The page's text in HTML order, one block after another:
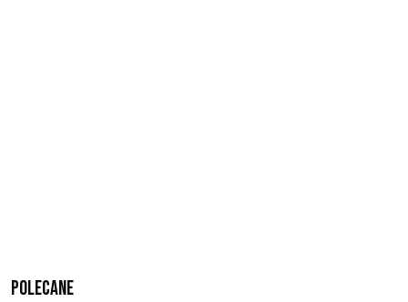
Polecane